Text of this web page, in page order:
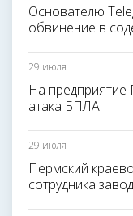
Основателю
обвинение в
29 июля
На
атака БПЛА
29 июля
Пермский
сотрудника